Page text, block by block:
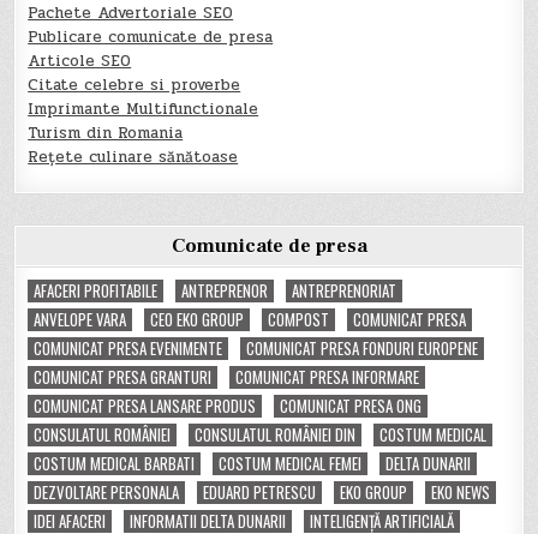
Pachete Advertoriale SEO
Publicare comunicate de presa
Articole SEO
Citate celebre si proverbe
Imprimante Multifunctionale
Turism din Romania
Rețete culinare sănătoase
Comunicate de presa
AFACERI PROFITABILE
ANTREPRENOR
ANTREPRENORIAT
ANVELOPE VARA
CEO EKO GROUP COMPOST
COMUNICAT PRESA
COMUNICAT PRESA EVENIMENTE
COMUNICAT PRESA FONDURI EUROPENE
COMUNICAT PRESA GRANTURI
COMUNICAT PRESA INFORMARE
COMUNICAT PRESA LANSARE PRODUS
COMUNICAT PRESA ONG
CONSULATUL ROMÂNIEI
CONSULATUL ROMÂNIEI DIN
COSTUM MEDICAL
COSTUM MEDICAL BARBATI
COSTUM MEDICAL FEMEI
DELTA DUNARII
DEZVOLTARE PERSONALA
EDUARD PETRESCU EKO GROUP
EKO NEWS
IDEI AFACERI
INFORMATII DELTA DUNARII INTELIGENȚĂ ARTIFICIALĂ